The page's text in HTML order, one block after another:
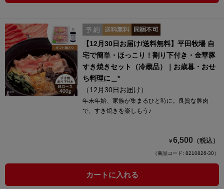
【12月30日お届け/送料無料】平田牧場 自
宅で簡単・ほっこり！割り下付き・金華豚
すき焼きセット（冷蔵品）｜お歳暮・おせ
ち料理に＿*
（12月30日お届け）
年末年始、家族が集まるひと時に。良質な豚肉
で、すき焼きを楽しもう♪
￥6,500 （税込）
（商品コード: 8210826-30）
カートに入れる